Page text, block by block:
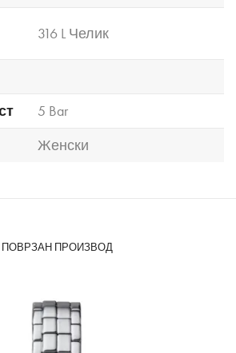
316 L Челик
5 Bar
Женски
ПОВРЗАН ПРОИЗВОД